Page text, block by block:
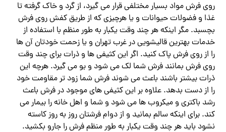
روی فرش مواد بسیار مختلفی قرار می گیرد، از گرد و خاک گرفته تا
غذا و فضولات حیوانات و یا هرچیزی که از طریق کفش روی فرش
بچسبد. مگر اینکه هر چند وقت یکبار به طور منظم با استفاده از
خدمات بهترین قالیشویی در غرب تهران و یا زحمت خودتان آن ها
را از روی فرش پاک کنید. اگر این کثیفی ها و ذرات برای چند وقت
روی فرش بمانند فرش شما لک می شود و بو می گیرد. هرچه این
ذرات بیشتر باشند باعث می شوند فرش شما زود تر مقاومت خود
را از دست بدهد. علاوه بر این کثیفی های موجود در فرش باعث
رشد باکتری و میکروب ها می شود و شما و اهل خانه را بیمار می
کند. برای اینکه سالم بمانید و از دوام فرشتان روز به روز کاسته
نشود باید هر چند وقت یکبار به طور منظم فرش را جارو بکشید.